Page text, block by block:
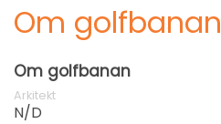
Om golfbanan
Om golfbanan
Arkitekt
N/D